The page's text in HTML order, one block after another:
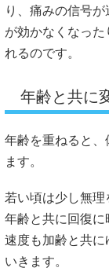
り、痛みの信号
が効かなくなっ
れるのです。
年齢と共に
年齢を重ねると、
ます。
若い頃は少し無理
年齢と共に回復
速度も加齢と共に
いきます。